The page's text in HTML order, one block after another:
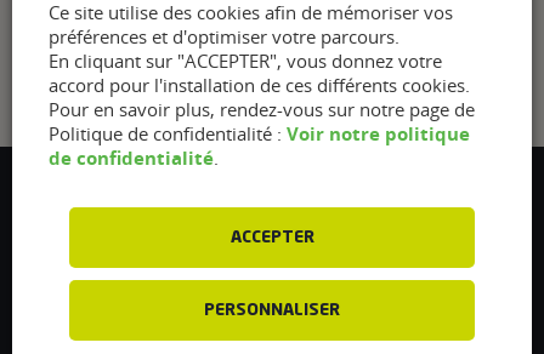
France
Ce site utilise des cookies afin de mémoriser vos
préférences et d'optimiser votre parcours.
En cliquant sur "ACCEPTER", vous donnez votre
accord pour l'installation de ces différents cookies.
Pour en savoir plus, rendez-vous sur notre page de
Politique de confidentialité : Voir notre politique
de confidentialité.
ACCEPTER
PERSONNALISER